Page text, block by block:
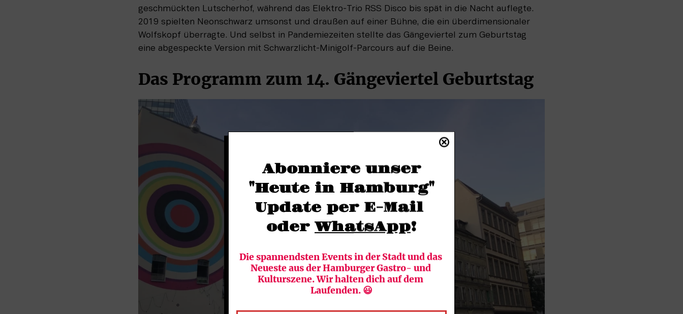
geschmückten Lutscherhof, während das Elektro-Trio RSS Disco bis spät in die Nacht auflegte.
2019 spielten Neonschwarz umsonst und draußen auf einer Bühne, die ein überdimensionaler
Wolfskopf überragte. Und selbst in Pandemiezeiten stellte das Gängeviertel zum Geburtstag
eine abgespeckte Version mit Schwarzlicht-Minigolf-Parcours auf die Beine.
Das Programm zum 14. Gängeviertel Geburtstag
Abonniere unser
"Heute in Hamburg"
Update per E-Mail
oder WhatsApp!
Die spannendsten Events in der Stadt und das
Neueste aus der Hamburger Gastro- und
Kulturszene. Wir halten dich auf dem
Laufenden. 😃